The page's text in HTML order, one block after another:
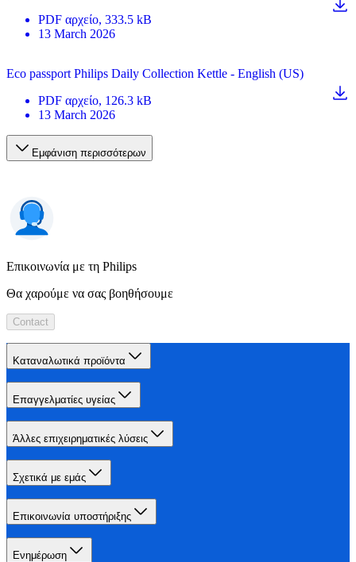
PDF αρχείο, 333.5 kB
13 March 2026
Eco passport Philips Daily Collection Kettle - English (US)
PDF αρχείο, 126.3 kB
13 March 2026
Εμφάνιση περισσότερων
Επικοινωνία με τη Philips
Θα χαρούμε να σας βοηθήσουμε
Contact
Καταναλωτικά προϊόντα
Επαγγελματίες υγείας
Άλλες επιχειρηματικές λύσεις
Σχετικά με εμάς
Επικοινωνία υποστήριξης
Ενημέρωση